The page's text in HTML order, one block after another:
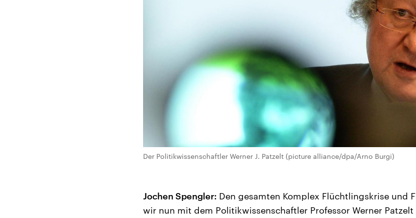
Der Politikwissenschaftler Werner J. Patzelt (picture alliance/dpa/Arno Burgi)
Jochen Spengler: Den gesamten Komplex Flüchtlingskrise und
wir nun mit dem Politikwissenschaftler Professor Werner